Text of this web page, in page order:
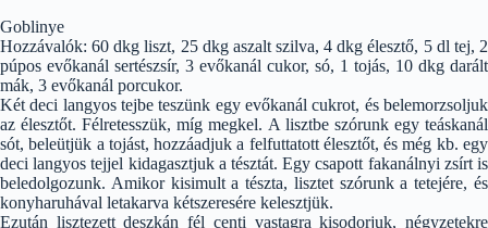
Goblinye
Hozzávalók: 60 dkg liszt, 25 dkg aszalt szilva, 4 dkg élesztő, 5 dl tej, 2
púpos evőkanál sertészsír, 3 evőkanál cukor, só, 1 tojás, 10 dkg darált
mák, 3 evőkanál porcukor.
Két deci langyos tejbe teszünk egy evőkanál cukrot, és belemorzsoljuk
az élesztőt. Félretesszük, míg megkel. A lisztbe szórunk egy teáskanál
sót, beleütjük a tojást, hozzáadjuk a felfuttatott élesztőt, és még kb. egy
deci langyos tejjel kidagasztjuk a tésztát. Egy csapott fakanálnyi zsírt is
beledolgozunk. Amikor kisimult a tészta, lisztet szórunk a tetejére, és
konyharuhával letakarva kétszeresére kelesztjük.
Ezután lisztezett deszkán fél centi vastagra kisodorjuk, négyzetekre